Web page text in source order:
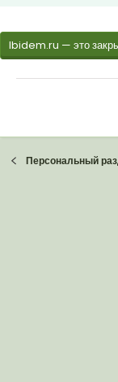
Ibidem.ru — это
Персональный